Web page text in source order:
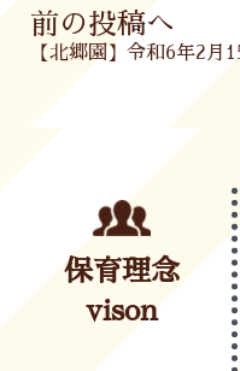
Prev
前の投稿へ
【北郷園】令和6年2月
保育理念
vison